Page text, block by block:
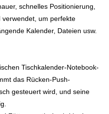
schnelles Positionierung,
um perfekte
Kalender, Dateien usw.
Tischkalender-Notebook-
das Rücken-Push-
gesteuert wird, und seine